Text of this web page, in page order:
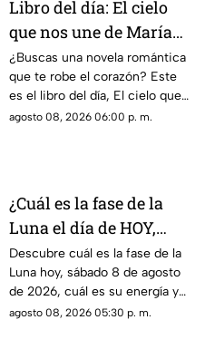
Libro del día: El cielo
que nos une de María
Vaquero
¿Buscas una novela romántica
que te robe el corazón? Este
es el libro del día, El cielo que
nos une, de María Vaquero.
agosto 08, 2026 06:00 p. m.
¿Cuál es la fase de la
Luna el día de HOY,
sábado 8 de agosto de
2026? Así se verá el
astro durante la noche
Descubre cuál es la fase de la
Luna hoy, sábado 8 de agosto
de 2026, cuál es su energía y
cómo nos podría afectar.
agosto 08, 2026 05:30 p. m.